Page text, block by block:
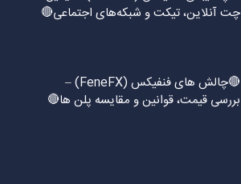
چت آنلاین، تیکت و شبکه‌های اجتماعی🔴
🔴چالش های فنفیکس (FeneFX) –
بررسی قیمت، قوانین و مقایسه پلن ها🔴